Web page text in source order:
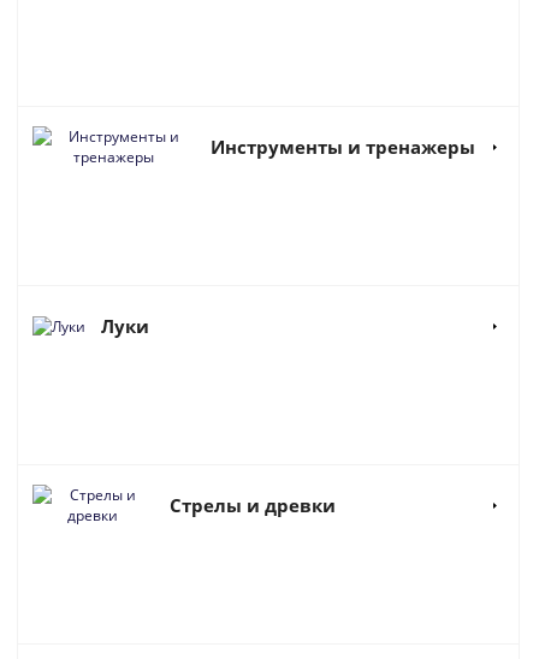
Инструменты и тренажеры
Луки
Стрелы и древки